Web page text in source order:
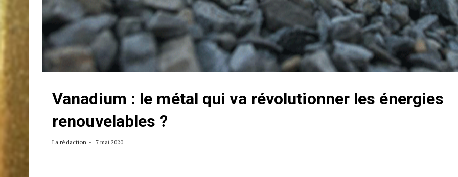
Vanadium : le métal qui va révolutionner les énergies
renouvelables ?
La rédaction 7 mai 2020